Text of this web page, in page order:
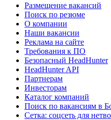
Размещение вакансий
Поиск по резюме
О компании
Наши вакансии
Реклама на сайте
Требования к ПО
Безопасный HeadHunter
HeadHunter API
Партнерам
Инвесторам
Каталог компаний
Поиск по вакансиям в
Сетка: соцсеть для